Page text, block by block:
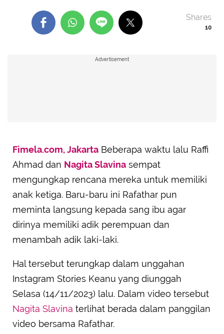
10
Shares
Advertisement
Fimela.com, Jakarta Beberapa waktu lalu Raffi
Ahmad dan Nagita Slavina sempat
mengungkap rencana mereka untuk memiliki
anak ketiga. Baru-baru ini Rafathar pun
meminta langsung kepada sang ibu agar
dirinya memiliki adik perempuan dan
menambah adik laki-laki.
Hal tersebut terungkap dalam unggahan
Instagram Stories Keanu yang diunggah
Selasa (14/11/2023) lalu. Dalam video tersebut
Nagita Slavina terlihat berada dalam panggilan
video bersama Rafathar.